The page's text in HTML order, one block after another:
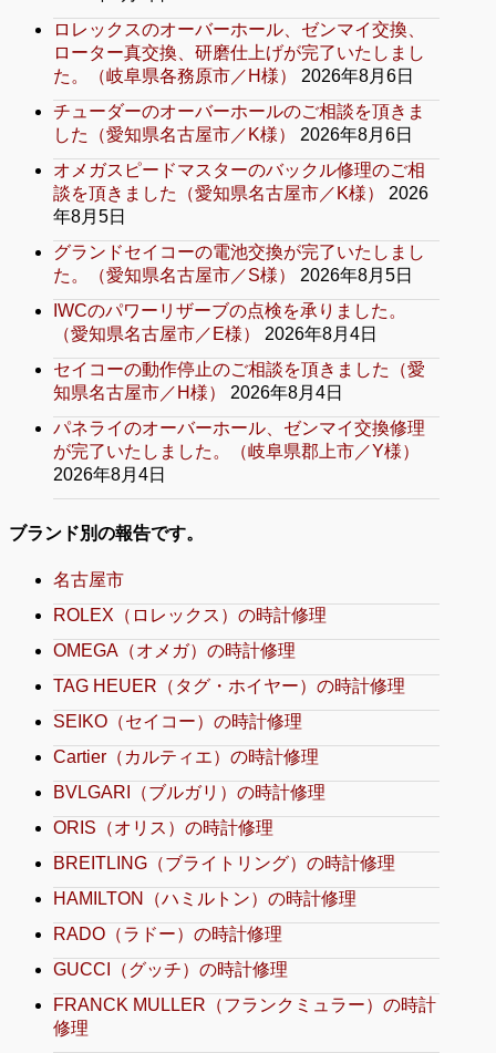
ロレックスのオーバーホール、ゼンマイ交換、
ローター真交換、研磨仕上げが完了いたしまし
た。（岐阜県各務原市／H様）
2026年8月6日
チューダーのオーバーホールのご相談を頂きま
した（愛知県名古屋市／K様）
2026年8月6日
オメガスピードマスターのバックル修理のご相
談を頂きました（愛知県名古屋市／K様）
2026
年8月5日
グランドセイコーの電池交換が完了いたしまし
た。（愛知県名古屋市／S様）
2026年8月5日
IWCのパワーリザーブの点検を承りました。
（愛知県名古屋市／E様）
2026年8月4日
セイコーの動作停止のご相談を頂きました（愛
知県名古屋市／H様）
2026年8月4日
パネライのオーバーホール、ゼンマイ交換修理
が完了いたしました。（岐阜県郡上市／Y様）
2026年8月4日
ブランド別の報告です。
名古屋市
ROLEX（ロレックス）の時計修理
OMEGA（オメガ）の時計修理
TAG HEUER（タグ・ホイヤー）の時計修理
SEIKO（セイコー）の時計修理
Cartier（カルティエ）の時計修理
BVLGARI（ブルガリ）の時計修理
ORIS（オリス）の時計修理
BREITLING（ブライトリング）の時計修理
HAMILTON（ハミルトン）の時計修理
RADO（ラドー）の時計修理
GUCCI（グッチ）の時計修理
FRANCK MULLER（フランクミュラー）の時計
修理